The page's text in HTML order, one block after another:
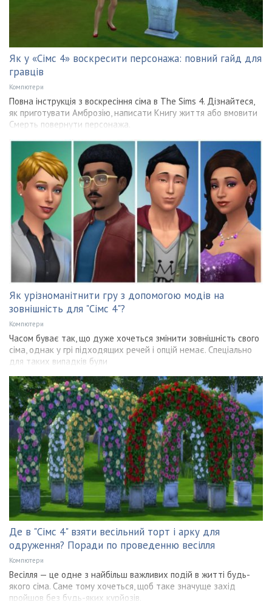
Як у «Сімс 4» воскресити персонажа: повний гайд для
гравців
Компютери
Повна інструкція з воскресіння сіма в The Sims 4. Дізнайтеся,
як приготувати Амброзію, написати Книгу життя або вмовити
Смерть повернути персонажа.
Як урізноманітнити гру з допомогою модів на
зовнішність для "Сімс 4"?
Компютери
Часом буває так, що дуже хочеться змінити зовнішність свого
сіма, однак у грі підходящих речей і опцій немає. Спеціально
для таких випадків були
Де в "Сімс 4" взяти весільний торт і арку для
одруження? Поради по проведенню весілля
Компютери
Весілля — це одне з найбільш важливих подій в житті будь-
якого сіма. Саме тому хочеться, щоб таке значуще захід
пройшов без будь-яких курйозів.